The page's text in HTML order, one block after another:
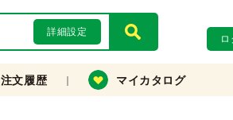
詳細設定
ロ
合計： 0円
注文履歴 マイカタログ